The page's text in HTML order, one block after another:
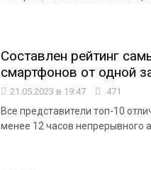
Составлен рейтинг
смартфонов от одной
21.05.2023 в 19:47 471
Все представители топ-10
менее 12 часов непрерывного